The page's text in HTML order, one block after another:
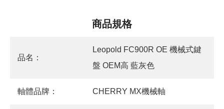
商品規格
品名：
Leopold FC900R OE 機械式鍵
盤 OEM高 藍灰色
軸體品牌： CHERRY MX機械軸